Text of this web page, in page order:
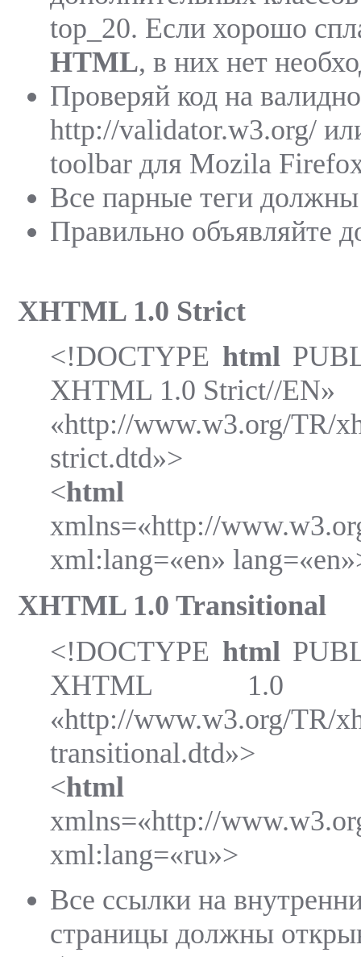
top_20. Если хорошо
HTML, в них нет
Проверяй код на
http://validator.w3.org/
toolbar для Mozila
Все парные теги должны
Правильно объявляйте
XHTML 1.0 Strict
<!DOCTYPE html
XHTML 1.0 Strict//EN»
«http://www.w3.org/TR/
strict.dtd»>
<html
xmlns=«http://
xml:lang=«en»
XHTML 1.0 Transitional
<!DOCTYPE html
XHTML 1.0
«http://www.w3.org/TR/
transitional.dtd»>
<html
xmlns=«http://
xml:lang=«ru»>
Все ссылки на
страницы должны